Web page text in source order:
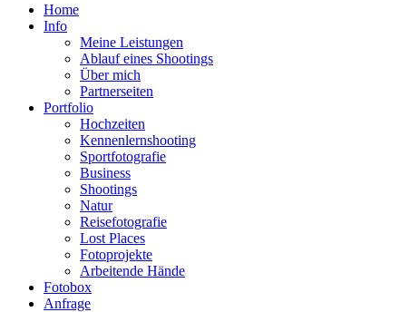
Home
Info
Meine Leistungen
Ablauf eines Shootings
Über mich
Partnerseiten
Portfolio
Hochzeiten
Kennenlernshooting
Sportfotografie
Business
Shootings
Natur
Reisefotografie
Lost Places
Fotoprojekte
Arbeitende Hände
Fotobox
Anfrage